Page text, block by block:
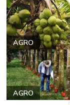
AGRO
AGRO